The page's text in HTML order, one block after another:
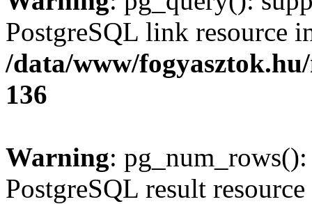
PostgreSQL link resource
/data/www/
136
Warning:
PostgreSQL result